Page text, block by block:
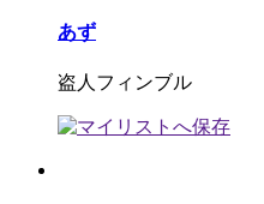
あず
盗人フィンブル